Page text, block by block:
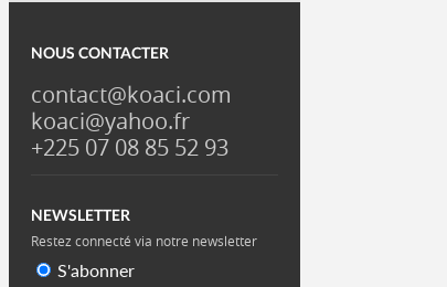
NOUS CONTACTER
contact@koaci.com
koaci@yahoo.fr
+225 07 08 85 52 93
NEWSLETTER
Restez connecté via notre newsletter
S'abonner